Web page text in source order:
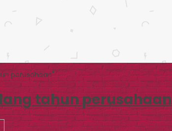
perusahaan"
tahun perusahaan